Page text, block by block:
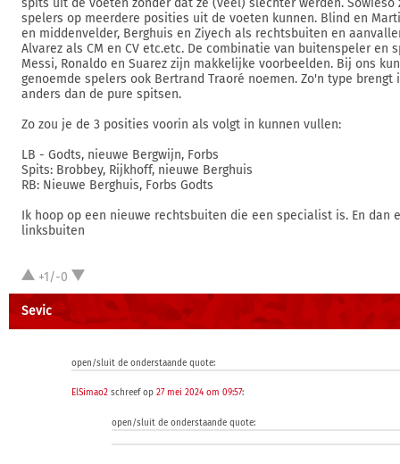
spits uit de voeten zonder dat ze (veel) slechter werden. Sowieso
spelers op meerdere posities uit de voeten kunnen. Blind en
en middenvelder, Berghuis en Ziyech als rechtsbuiten en
Alvarez als CM en CV etc.etc. De combinatie van buitenspeler en
Messi, Ronaldo en Suarez zijn makkelijke voorbeelden. Bij ons
genoemde spelers ook Bertrand Traoré noemen. Zo'n type
anders dan de pure spitsen.
Zo zou je de 3 posities voorin als volgt in kunnen vullen:
LB - Godts, nieuwe Bergwijn, Forbs
Spits: Brobbey, Rijkhoff, nieuwe Berghuis
RB: Nieuwe Berghuis, Forbs Godts
Ik hoop op een nieuwe rechtsbuiten die een specialist is. En dan
linksbuiten
+1/-0
Sevic
open/sluit de onderstaande quote:
ElSimao2 schreef op 27 mei 2024 om 09:57:
open/sluit de onderstaande quote: